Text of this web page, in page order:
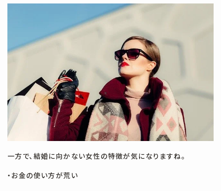
一方で、結婚に向かない女性の特徴が気になりますね。
・お金の使い方が荒い